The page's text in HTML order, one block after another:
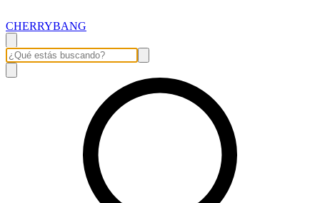
CHERRYBANG